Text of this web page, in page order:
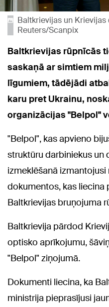
Baltkrievijas un Krievijas
Reuters/Scanpix
Baltkrievijas rūpnīcās
saskaņā ar simtiem
līgumiem, tādējādi
karu pret Ukrainu,
organizācijas "Belpol"
"Belpol", kas apvieno
struktūru darbiniekus un
izmeklēšanā
dokumentos, kas liecina
Baltkrievijas bruņojuma
Baltkrievija pārdod
optisko aprīkojumu,
"Belpol" ziņojumā.
Dokumenti liecina, ka
ministrija pieprasījusi